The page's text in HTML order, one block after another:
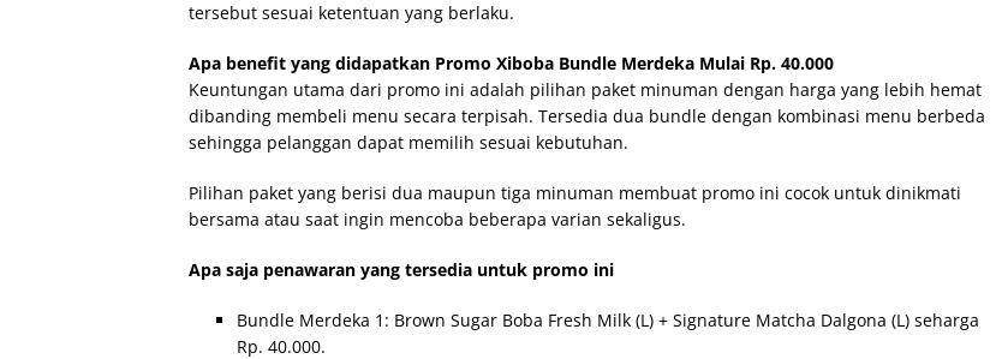
tersebut sesuai ketentuan yang berlaku.
Apa benefit yang didapatkan Promo Xiboba Bundle Merdeka Mulai Rp. 40.000
Keuntungan utama dari promo ini adalah pilihan paket minuman dengan harga yang lebih hemat
dibanding membeli menu secara terpisah. Tersedia dua bundle dengan kombinasi menu berbeda
sehingga pelanggan dapat memilih sesuai kebutuhan.
Pilihan paket yang berisi dua maupun tiga minuman membuat promo ini cocok untuk dinikmati
bersama atau saat ingin mencoba beberapa varian sekaligus.
Apa saja penawaran yang tersedia untuk promo ini
Bundle Merdeka 1: Brown Sugar Boba Fresh Milk (L) + Signature Matcha Dalgona (L) seharga
Rp. 40.000.